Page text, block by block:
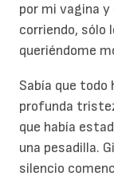
por mi vagina y
corriendo, sólo
queriéndome
Sabía que todo
profunda
que había
una pesadilla.
silencio